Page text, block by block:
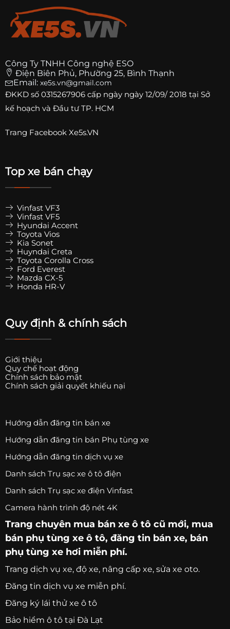
Công Ty TNHH Công nghệ ESO
Điện Biên Phủ, Phường 25, Bình Thạnh
Email: xe5s.vn@gmail.com
ĐKKD số 0315267906 cấp ngày ngày 12/09/ 2018 tại Sở
kế hoạch và Đầu tư TP. HCM
Trang Facebook Xe5s.VN
Top xe bán chạy
Vinfast VF3
Vinfast VF5
Hyundai Accent
Toyota Vios
Kia Sonet
Huyndai Creta
Toyota Corolla Cross
Ford Everest
Mazda CX-5
Honda HR-V
Quy định & chính sách
Giới thiệu
Quy chế hoạt động
Chính sách bảo mật
Chính sách giải quyết khiếu nại
Hướng dẫn đăng tin bán xe
Hướng dẫn đăng tin bán Phụ tùng xe
Hướng dẫn đăng tin dịch vụ xe
Danh sách Trụ sạc xe ô tô điện
Danh sách Trụ sạc xe điện Vinfast
Camera hành trình độ nét 4K
Trang chuyên mua bán xe ô tô cũ mới, mua
bán phụ tùng xe ô tô, đăng tin bán xe, bán
phụ tùng xe hơi miễn phí.
Trang dịch vụ xe, độ xe, nâng cấp xe, sửa xe oto.
Đăng tin dịch vụ xe miễn phí.
Đăng ký lái thử xe ô tô
Bảo hiểm ô tô tại Đà Lạt